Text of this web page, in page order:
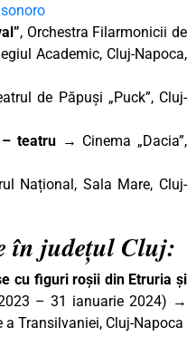
, Orchestra Filarmonicii de
Academic, Cluj-Napoca,
de Păpuși „Puck”, Cluj-
– teatru→ Cinema „Dacia”,
Național, Sala Mare, Cluj-
în județul Cluj:
cu figuri roșii din Etruria și
– 31 ianuarie 2024) →
Transilvaniei, Cluj-Napoca